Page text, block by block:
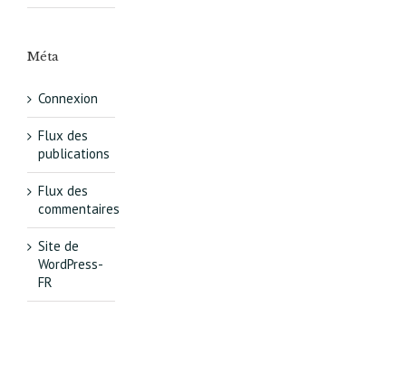
Méta
Connexion
Flux des
publications
Flux des
commentaires
Site de
WordPress-
FR